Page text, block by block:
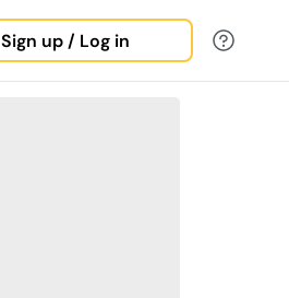
Sign up / Log in